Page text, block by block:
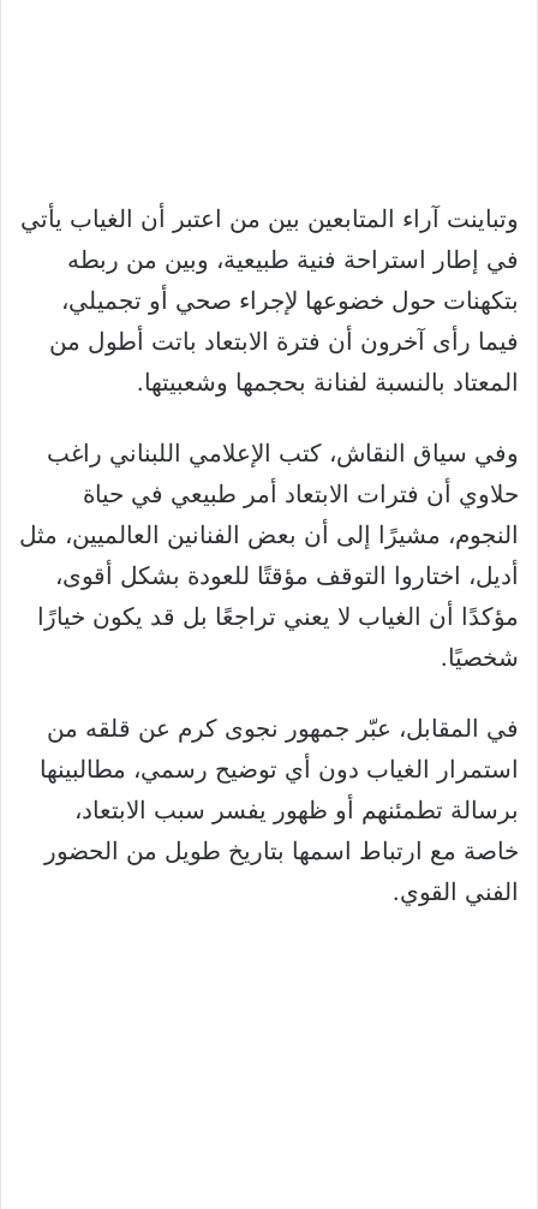
وتباينت آراء المتابعين بين من اعتبر أن الغياب يأتي
في إطار استراحة فنية طبيعية، وبين من ربطه
بتكهنات حول خضوعها لإجراء صحي أو تجميلي،
فيما رأى آخرون أن فترة الابتعاد باتت أطول من
المعتاد بالنسبة لفنانة بحجمها وشعبيتها.
وفي سياق النقاش، كتب الإعلامي اللبناني راغب
حلاوي أن فترات الابتعاد أمر طبيعي في حياة
النجوم، مشيرًا إلى أن بعض الفنانين العالميين، مثل
أديل، اختاروا التوقف مؤقتًا للعودة بشكل أقوى،
مؤكدًا أن الغياب لا يعني تراجعًا بل قد يكون خيارًا
شخصيًا.
في المقابل، عبّر جمهور نجوى كرم عن قلقه من
استمرار الغياب دون أي توضيح رسمي، مطالبينها
برسالة تطمئنهم أو ظهور يفسر سبب الابتعاد،
خاصة مع ارتباط اسمها بتاريخ طويل من الحضور
الفني القوي.